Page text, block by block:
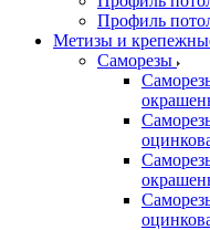
Профиль
Метизы и
Саморезы